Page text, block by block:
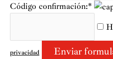
Código confirmación:*
privacidad